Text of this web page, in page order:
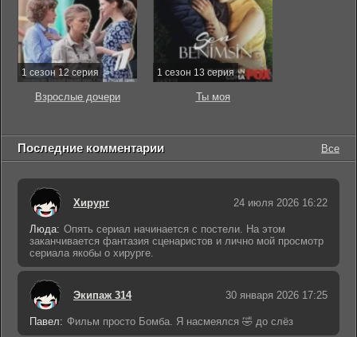
1 сезон 12 серия
Взрослые дочери
1 сезон 13 серия
Ты моя
Последние комментарии Все
Хирург 24 июля 2026 16:22
Люда: Опять сериал начинается с постели. На этом
заканчивается фантазия сценаристов и лично мой просмотр
сериала якобы о хирурге.
Экипаж 314 30 января 2026 17:25
Павел: Фильм просто Бомба. Я насмеялся 🤣 до слёз